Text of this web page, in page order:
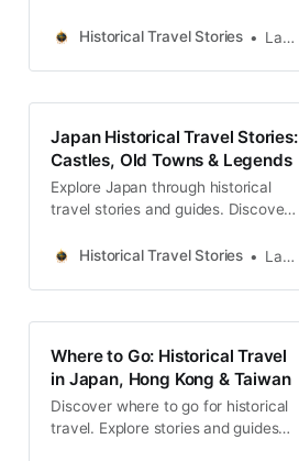
legends across regions, for
Historical Travel Stories Lawrence
Japan Historical Travel Stories:
Castles, Old Towns & Legends
Explore Japan through historical
travel stories and guides. Discover
legends across the country.
Historical Travel Stories Lawrence
Where to Go: Historical Travel
in Japan, Hong Kong & Taiwan
Discover where to go for historical
travel. Explore stories and guides